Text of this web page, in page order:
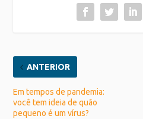
ANTERIOR
Em tempos de pandemia:
você tem ideia de quão
pequeno é um vírus?